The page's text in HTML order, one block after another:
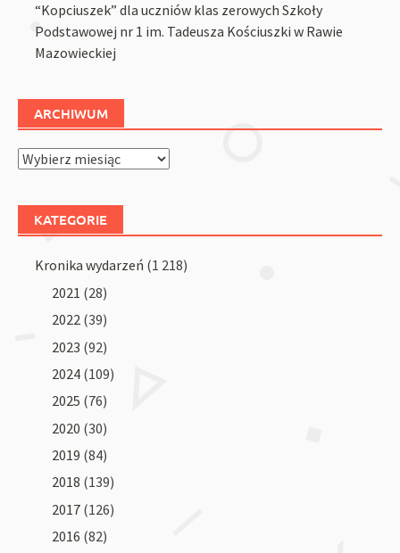
“Kopciuszek” dla uczniów klas zerowych Szkoły
Podstawowej nr 1 im. Tadeusza Kościuszki w Rawie
Mazowieckiej
ARCHIWUM
Archiwum
KATEGORIE
Kronika wydarzeń (1 218)
2021 (28)
2022 (39)
2023 (92)
2024 (109)
2025 (76)
2020 (30)
2019 (84)
2018 (139)
2017 (126)
2016 (82)